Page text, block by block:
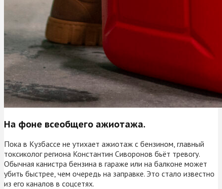
На фоне всеобщего ажиотажа.
Пока в Кузбассе не утихает ажиотаж с бензином, главный
токсиколог региона Константин Сиворонов бьёт тревогу.
Обычная канистра бензина в гараже или на балконе может
убить быстрее, чем очередь на заправке. Это стало известно
из его каналов в соцсетях.